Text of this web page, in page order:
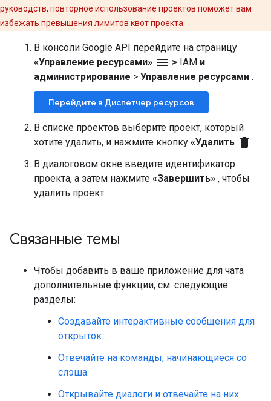
руководств, повторное использование проектов поможет вам
избежать превышения лимитов квот проекта.
В консоли Google API перейдите на страницу
«Управление ресурсами» menu > IAM и
администрирование > Управление ресурсами .
Перейдите в Диспетчер ресурсов
В списке проектов выберите проект, который
хотите удалить, и нажмите кнопку «Удалить delete .
В диалоговом окне введите идентификатор
проекта, а затем нажмите «Завершить» , чтобы
удалить проект.
Связанные темы
Чтобы добавить в ваше приложение для чата
дополнительные функции, см. следующие
разделы:
Создавайте интерактивные сообщения для
открыток.
Отвечайте на команды, начинающиеся со
слэша.
Открывайте диалоги и отвечайте на них.